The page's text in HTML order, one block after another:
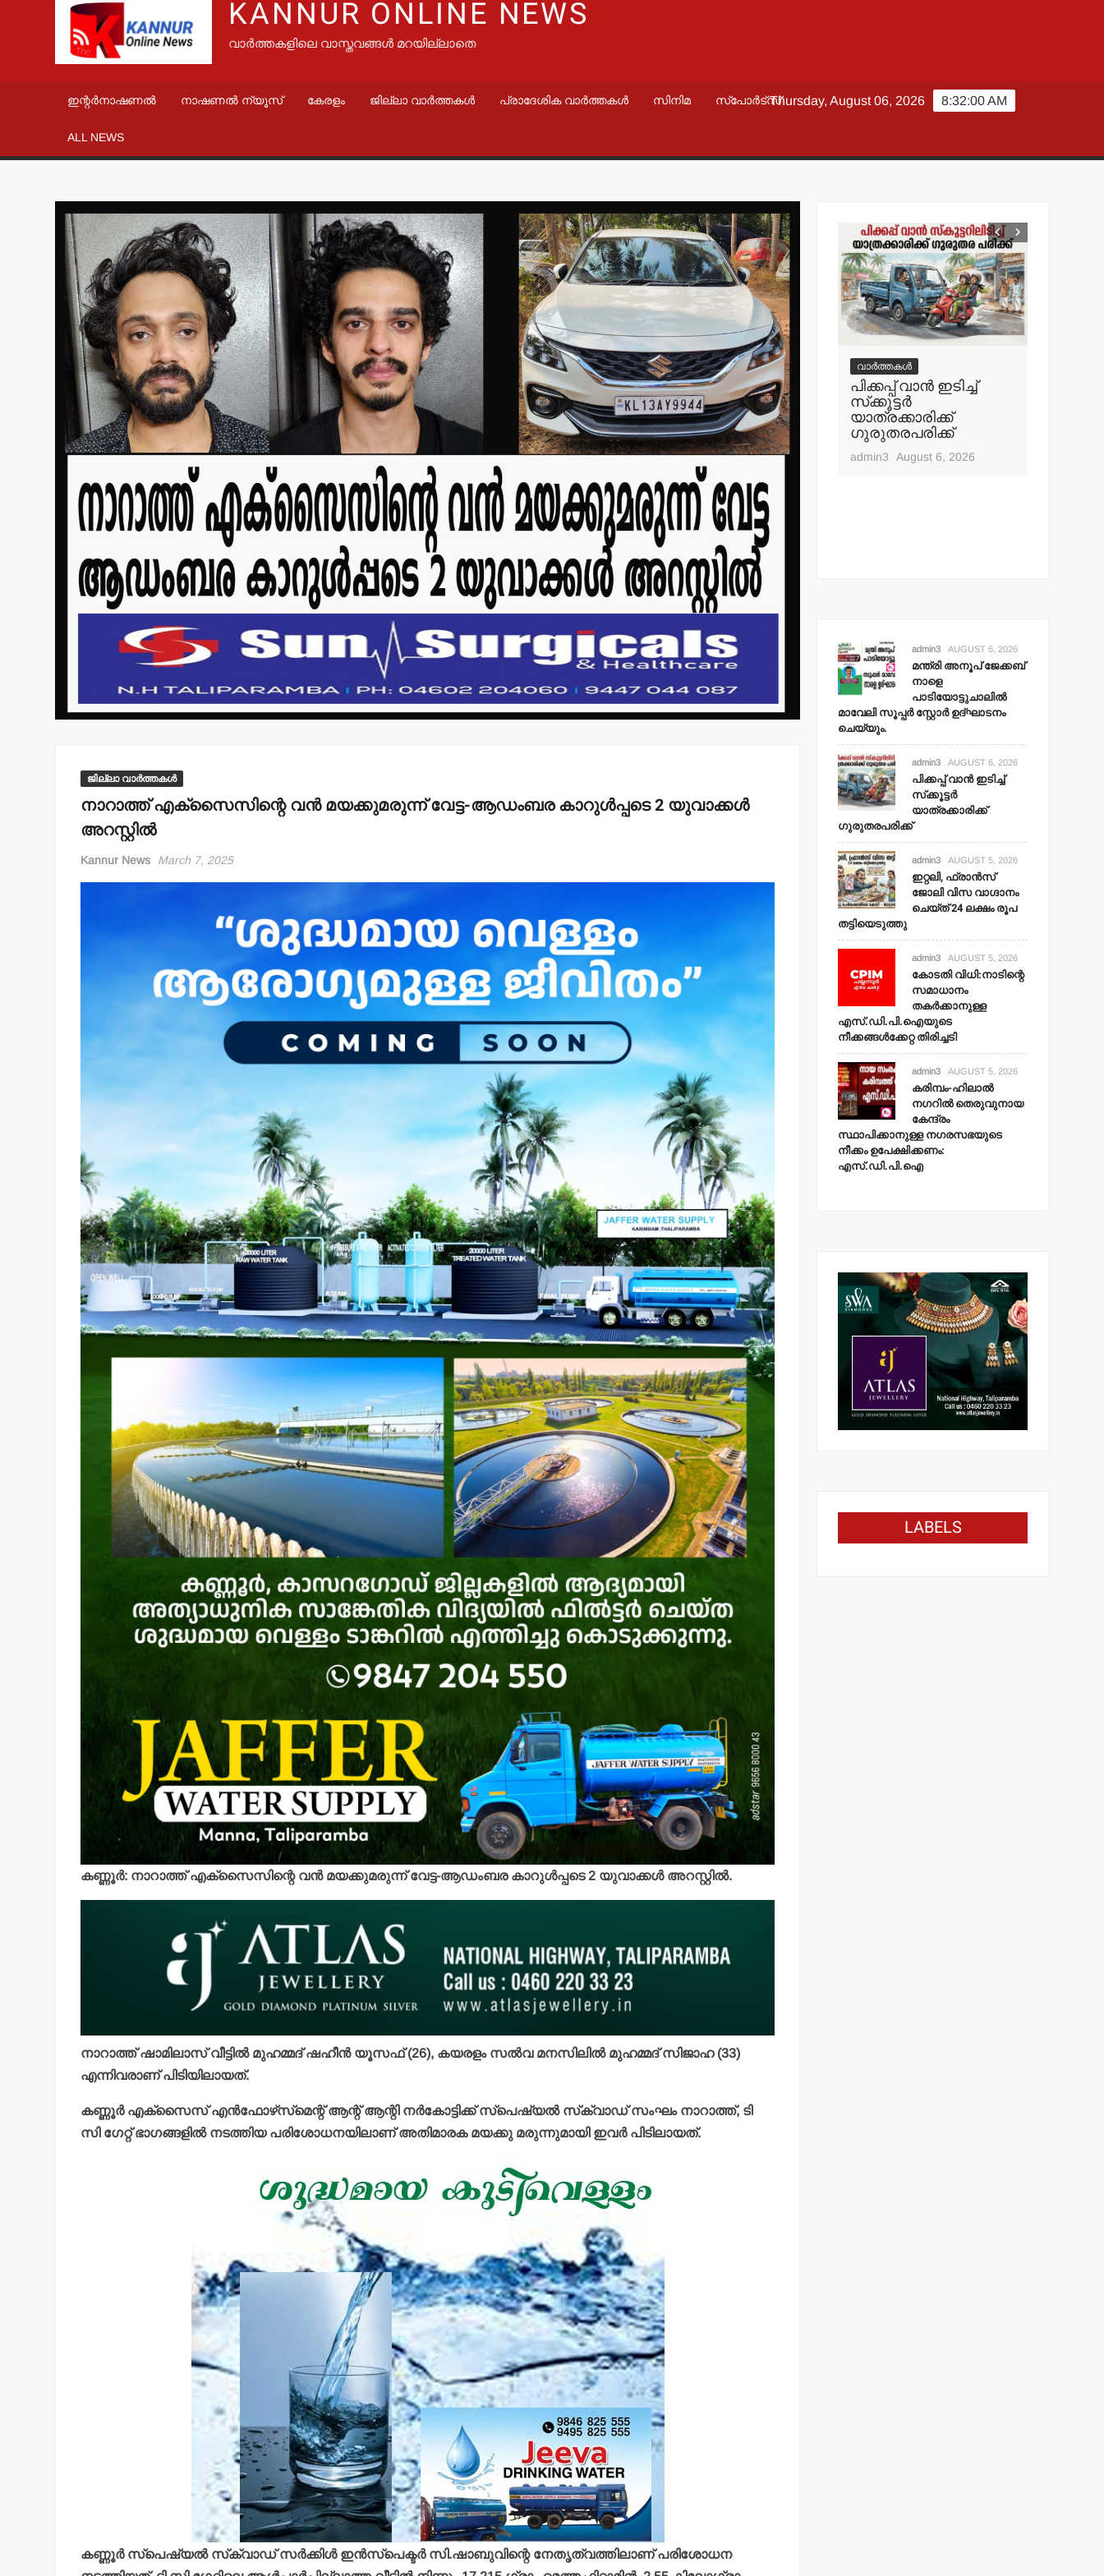
KANNUR ONLINE NEWS
വാർത്തകളിലെ വാസ്തവങ്ങൾ മറയില്ലാതെ
ഇന്റർനാഷണൽ നാഷണൽ ന്യൂസ് കേരളം ജില്ലാ വാർത്തകൾ പ്രാദേശിക വാർത്തകൾ സിനിമ സ്പോർട്സ്
ALL NEWS
8:32:02 AM
Thursday, August 06, 2026
ജില്ലാ വാർത്തകൾ
നാറാത്ത് എക്‌സൈസിന്റെ വന്‍ മയക്കുമരുന്ന് വേട്ട-ആഡംബര കാറുള്‍പ്പടെ 2 യുവാക്കള്‍
അറസ്റ്റില്‍
Kannur News March 7, 2025
കണ്ണൂര്‍: നാറാത്ത് എക്‌സൈസിന്റെ വന്‍ മയക്കുമരുന്ന് വേട്ട-ആഡംബര കാറുള്‍പ്പടെ 2 യുവാക്കള്‍ അറസ്റ്റില്‍.
നാറാത്ത് ഷാമിലാസ് വീട്ടില്‍ മുഹമ്മദ് ഷഹീന്‍ യൂസഫ് (26), കയരളം സല്‍വ മനസിലില്‍ മുഹമ്മദ് സിജാഹ (33)
എന്നിവരാണ് പിടിയിലായത്.
കണ്ണൂര്‍ എക്സൈസ് എന്‍ഫോഴ്‌സ്‌മെന്റ് ആന്റ് ആന്റി നര്‍കോട്ടിക്ക് സ്‌പെഷ്യല്‍ സ്‌ക്വാഡ് സംഘം നാറാത്ത്, ടി
സി ഗേറ്റ് ഭാഗങ്ങളില്‍ നടത്തിയ പരിശോധനയിലാണ് അതിമാരക മയക്കു മരുന്നുമായി ഇവര്‍ പിടിലായത്.
കണ്ണൂര്‍ സ്‌പെഷ്യല്‍ സ്‌ക്വാഡ് സര്‍ക്കിള്‍ ഇന്‍സ്പെക്ടര്‍ സി.ഷാബുവിന്റെ നേതൃത്വത്തിലാണ് പരിശോധന
വാർത്തകൾ
കരിമ്പം-ഹിലാല്‍
നഗറില്‍ തെരുവുനായ
കേന്ദ്രം
സ്ഥാപിക്കാനുള്ള
നഗരസഭയുടെ നീക്കം
ഉപേക്ഷിക്കണം:
എസ്.ഡി.പി.ഐ
admin3 August 5, 2026
വാർത്തകൾ
മന്ത്രി അനൂപ് ജേക്കബ്
നാളെ
പാടിയോട്ടുചാലില്‍
മാവേലി സൂപ്പര്‍ സ്റ്റോര്‍
ഉദ്ഘാടനം ചെയ്യും.
August 6, 2026
വാർത്തകൾ
പിക്കപ്പ് വാന്‍ ഇടിച്ച്
സ്‌ക്കൂട്ടര്‍
യാത്രക്കാരിക്ക്
ഗുരുതരപരിക്ക്
admin3 August 6, 2026
admin3 AUGUST 6, 2026
മന്ത്രി അനൂപ് ജേക്കബ്
നാളെ
പാടിയോട്ടുചാലില്‍
മാവേലി സൂപ്പര്‍ സ്റ്റോര്‍ ഉദ്ഘാടനം
ചെയ്യും.
admin3 AUGUST 6, 2026
പിക്കപ്പ് വാന്‍ ഇടിച്ച്
സ്‌ക്കൂട്ടര്‍
യാത്രക്കാരിക്ക്
ഗുരുതരപരിക്ക്
admin3 AUGUST 5, 2026
ഇറ്റലി, ഫ്രാന്‍സ്
ജോലി വിസ വാഗ്ദാനം
ചെയ്ത് 24 ലക്ഷം രൂപ
തട്ടിയെടുത്തു
admin3 AUGUST 5, 2026
കോടതി വിധി:നാടിന്റെ
സമാധാനം
തകര്‍ക്കാനുള്ള
എസ്.ഡി.പി.ഐയുടെ
നീക്കങ്ങള്‍ക്കേറ്റ തിരിച്ചടി
admin3 AUGUST 5, 2026
കരിമ്പം-ഹിലാല്‍
നഗറില്‍ തെരുവുനായ
കേന്ദ്രം
സ്ഥാപിക്കാനുള്ള നഗരസഭയുടെ
നീക്കം ഉപേക്ഷിക്കണം:
എസ്.ഡി.പി.ഐ
LABELS